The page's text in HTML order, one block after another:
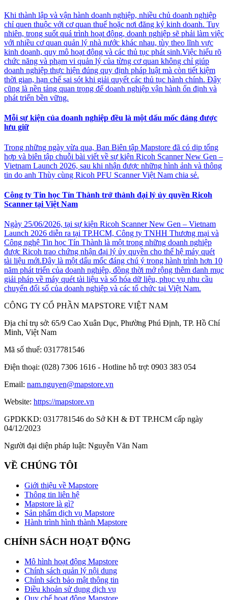
Khi thành lập và vận hành doanh nghiệp, nhiều chủ doanh nghiệp
chỉ quen thuộc với cơ quan thuế hoặc nơi đăng ký kinh doanh. Tuy
nhiên, trong suốt quá trình hoạt động, doanh nghiệp sẽ phải làm việc
với nhiều cơ quan quản lý nhà nước khác nhau, tùy theo lĩnh vực
kinh doanh, quy mô hoạt động và các thủ tục phát sinh.Việc hiểu rõ
chức năng và phạm vi quản lý của từng cơ quan không chỉ giúp
doanh nghiệp thực hiện đúng quy định pháp luật mà còn tiết kiệm
thời gian, hạn chế sai sót khi giải quyết các thủ tục hành chính. Đây
cũng là nền tảng quan trọng để doanh nghiệp vận hành ổn định và
phát triển bền vững.
Mỗi sự kiện của doanh nghiệp đều là một dấu mốc đáng được
lưu giữ
Trong những ngày vừa qua, Ban Biên tập Mapstore đã có dịp tổng
hợp và biên tập chuỗi bài viết về sự kiện Ricoh Scanner New Gen –
Vietnam Launch 2026, sau khi nhận được những hình ảnh và thông
tin do anh Thùy cùng Ricoh PFU Scanner Việt Nam chia sẻ.
Công ty Tin học Tín Thành trở thành đại lý ủy quyền Ricoh
Scanner tại Việt Nam
Ngày 25/06/2026, tại sự kiện Ricoh Scanner New Gen – Vietnam
Launch 2026 diễn ra tại TP.HCM, Công ty TNHH Thương mại và
Công nghệ Tin học Tín Thành là một trong những doanh nghiệp
được Ricoh trao chứng nhận đại lý ủy quyền cho thế hệ máy quét
tài liệu mới.Đây là một dấu mốc đáng chú ý trong hành trình hơn 10
năm phát triển của doanh nghiệp, đồng thời mở rộng thêm danh mục
giải pháp về máy quét tài liệu và số hóa dữ liệu, phục vụ nhu cầu
chuyển đổi số của doanh nghiệp và các tổ chức tại Việt Nam.
CÔNG TY CỔ PHẦN MAPSTORE VIỆT NAM
Địa chỉ trụ sở: 65/9 Cao Xuân Dục, Phường Phú Định, TP. Hồ Chí
Minh, Việt Nam
Mã số thuế: 0317781546
Điện thoại: (028) 7306 1616 - Hotline hỗ trợ: 0903 383 054
Email: nam.nguyen@mapstore.vn
Website: https://mapstore.vn
GPDKKD: 0317781546 do Sở KH & ĐT TP.HCM cấp ngày
04/12/2023
Người đại diện pháp luật: Nguyễn Văn Nam
VỀ CHÚNG TÔI
Giới thiệu về Mapstore
Thông tin liên hệ
Mapstore là gì?
Sản phẩm dịch vụ Mapstore
Hành trình hình thành Mapstore
CHÍNH SÁCH HOẠT ĐỘNG
Mô hình hoạt động Mapstore
Chính sách quản lý nội dung
Chính sách bảo mật thông tin
Điều khoản sử dụng dịch vụ